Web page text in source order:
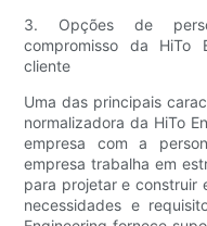
3. Opções de
compromisso da HiTo
cliente
Uma das principais
normalizadora da HiTo
empresa com a
empresa trabalha em
para projetar e construir
necessidades e